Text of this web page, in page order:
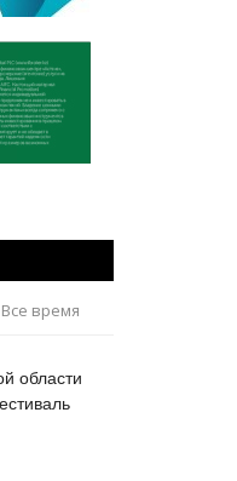
Все время
области